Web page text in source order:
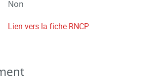
Non
Lien vers la fiche RNCP